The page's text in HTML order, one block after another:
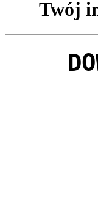
Twój